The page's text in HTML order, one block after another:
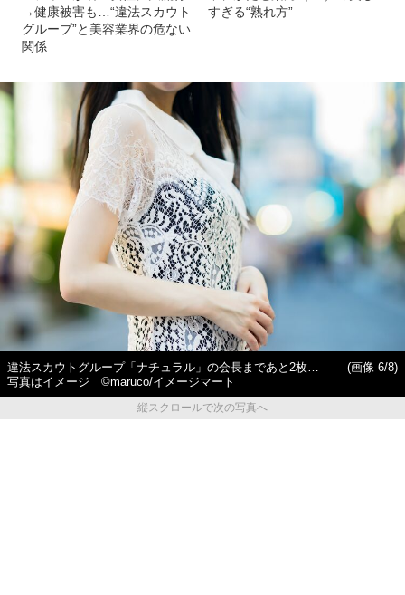
→健康被害も…“違法スカウト
グループ”と美容業界の危ない
関係
すぎる“熟れ方”
違法スカウトグループ「ナチュラル」の会長まであと2枚…
写真はイメージ ©maruco/イメージマート
(画像 6/8)
縦スクロールで次の写真へ